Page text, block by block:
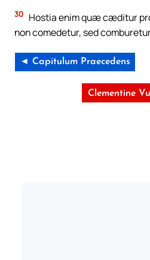
30 Hostia enim quæ cæditur
non comedetur, sed
◄ Capitulum Praecedens
Clementine